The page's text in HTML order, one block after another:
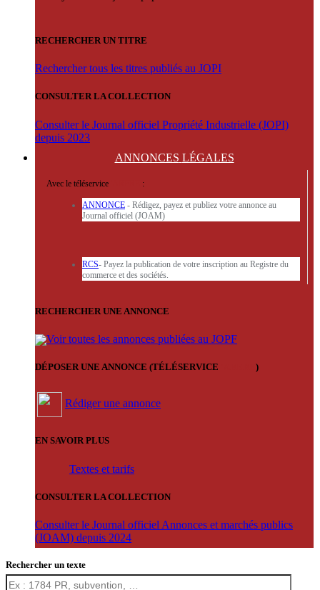
RECHERCHER UN TITRE
Rechercher tous les titres publiés au JOPI
CONSULTER LA COLLECTION
Consulter le Journal officiel Propriété Industrielle (JOPI)
depuis 2023
ANNONCES LÉGALES
Avec le téléservice :
ANNONCE - Rédigez, payez et publiez votre annonce au
Journal officiel (JOAM)
RCS- Payez la publication de votre inscription au Registre du
commerce et des sociétés.
RECHERCHER UNE ANNONCE
Voir toutes les annonces publiées au JOPF
DÉPOSER UNE ANNONCE (TÉLÉSERVICE )
Rédiger une annonce
EN SAVOIR PLUS
Textes et tarifs
CONSULTER LA COLLECTION
Consulter le Journal officiel Annonces et marchés publics
(JOAM) depuis 2024
Rechercher un texte